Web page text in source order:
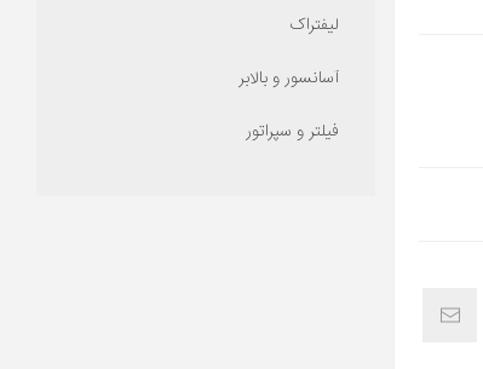
لیفتراک
آسانسور و بالابر
فیلتر و سپراتور